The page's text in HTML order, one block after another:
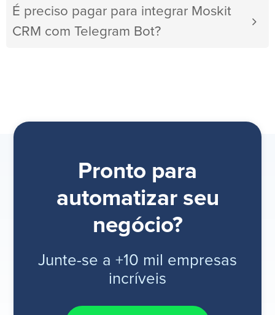
É preciso pagar para integrar Moskit
CRM com Telegram Bot?
Pronto para
automatizar seu
negócio?
Junte-se a +10 mil empresas
incríveis